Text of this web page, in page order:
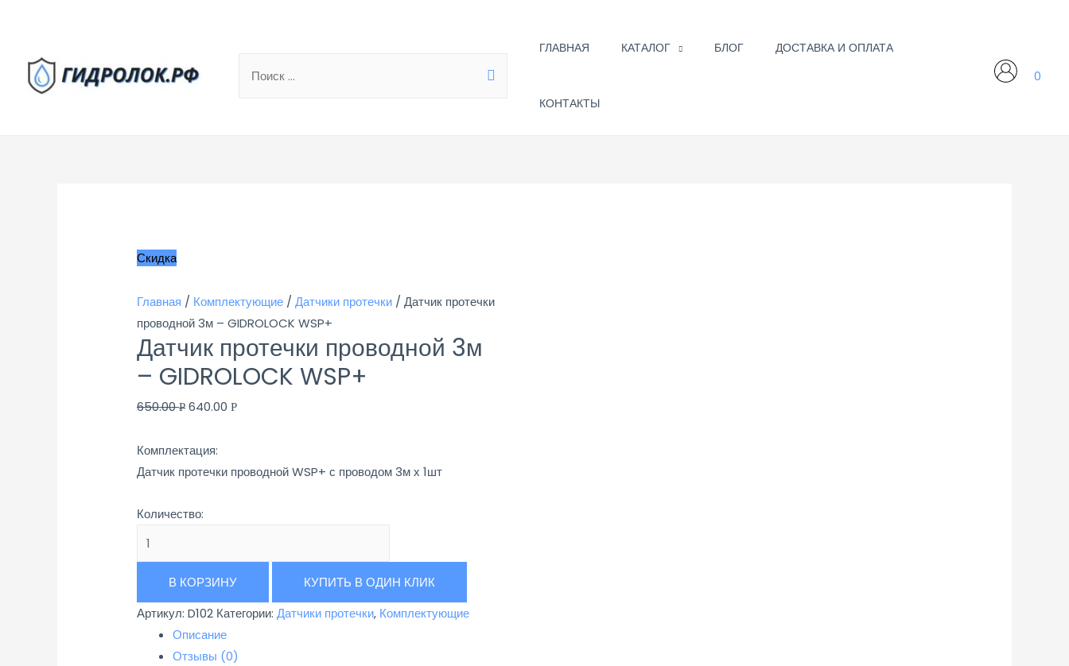
for:
ГЛАВНАЯ КАТАЛОГ БЛОГ ДОСТАВКА И ОПЛАТА
КОНТАКТЫ
0
Скидка
Главная / Комплектующие /Датчики протечки / Датчик протечки
проводной 3м – GIDROLOCK WSP+
Датчик протечки проводной 3м
– GIDROLOCK WSP+
650.00Р 640.00Р
Комплектация:
Датчик протечки проводной WSP+ с проводом 3м х 1шт
Количество:
Датчик
протечки
проводной
В КОРЗИНУ
КУПИТЬ В ОДИН КЛИК
Артикул:D102 Категории:Датчики протечки, Комплектующие
Описание
Отзывы (0)